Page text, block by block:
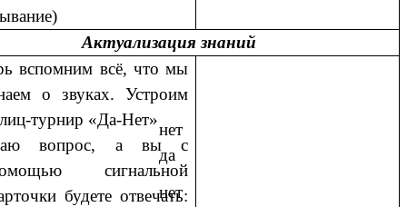
Актуализация знаний
вспомним всё, что мы
о звуках. Устроим
турнир «Да-Нет»
вопрос, а вы с
сигнальной
будете отвечать:
нет
да
нет